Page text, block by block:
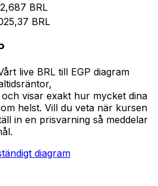
BRL
BRL
live BRL till EGP diagram
visar exakt hur mycket dina
helst. Vill du veta när kursen
in en prisvarning så meddelar
diagram